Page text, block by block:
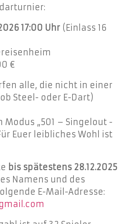
17:00 Uhr (Einlass 16
€
alle, die nicht in einer
Steel- oder E-Dart)
Modus „501 – Singelout -
Euer leibliches Wohl ist
bis spätestens 28.12.2025
Namens und des
E-Mail-Adresse: